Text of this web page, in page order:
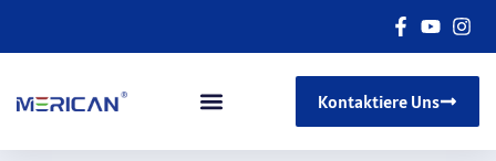
Kontaktiere Uns